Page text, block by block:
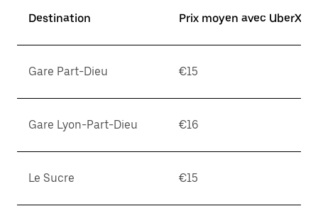
Destination Prix moyen avec UberX*
Gare Part-Dieu €15
Gare Lyon-Part-Dieu €16
Le Sucre €15